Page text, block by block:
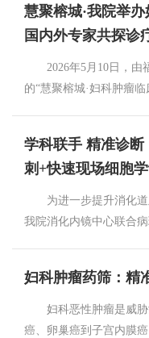
屏障[3]。 除糖代谢外
疫调控的关键节点。色
细胞（Treg）分化，系
氨酰胺的耗竭则会直接
床：代谢免疫检查点
明，催生出 “代谢免疫检
肿瘤代谢通路，解除微
瘤功能[4]。目前多个
细胞功能，与 PD-1/PD-
色氨酸代谢轴：IDO1
案已完成多项早期临床
家就能轻松完成预约
门诊大厅自助服务机
需求。 电话预约 可
预约门诊号源、咨询出
方便。 诊间预约 看
院全面实行分时段预约
信，包含就诊科室、诊
三、号源充足合理 提
医，我院合理开放28天
新号源，号源充足、
东及部分中部地区八省
者，共探新形势下肿
大会开幕式上，福建省
旦大学附属肿瘤医院副
市县乡四级防治网络，
医疗“登峰计划”，寄语
盟发起单位致辞，回顾
内规模大、凝聚力强、
以“三医协同”为主题，
联盟单位深化合作、共
辞中向亲临大会的领导
会紧扣国家战略与时代
慧聚榕城·我院举
国内外专家共探诊
2026年5月10日，由
的“慧聚榕城·妇科肿瘤
辞。 会议特邀国内外
韩国延世癌症中心Jung-
Tadaaki Nishikawa教授
长庚医院Ting-Chang
和探讨。北京协和医院
学科联手 精准诊
刺+快速现场细胞
为进一步提升消化道
我院消化内镜中心联合
准防线。 此次穿刺由
病理科林洁琼主治医师
成标本质量判定与初步
妇科肿瘤药筛：精
妇科恶性肿瘤是威胁
癌、卵巢癌到子宫内膜